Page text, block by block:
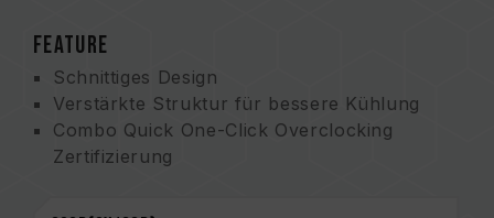
FEATURE
Schnittiges Design
Verstärkte Struktur für bessere Kühlung
Combo Quick One-Click Overclocking
Zertifizierung